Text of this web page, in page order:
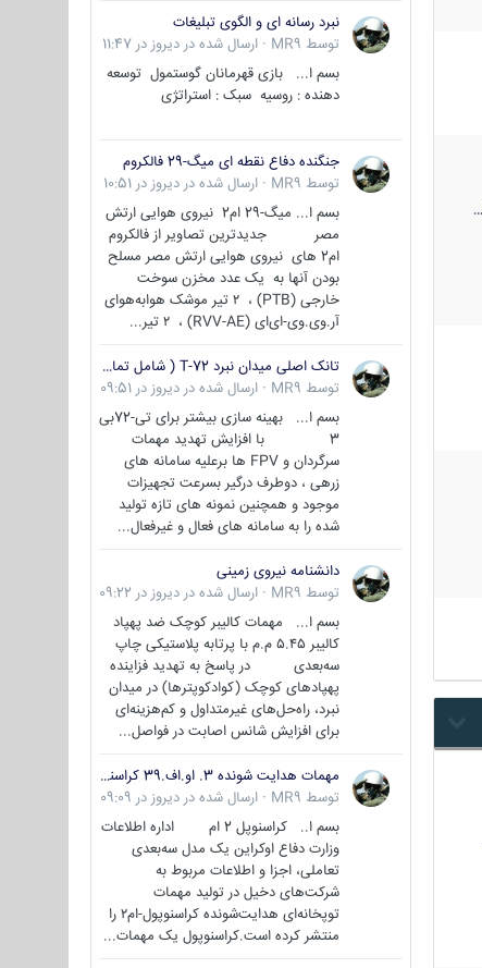
نبرد رسانه ای و الگوی تبلیغات
توسط MR9
· ارسال شده در دیروز در 11:47
بسم ا... بازی قهرمانان گوستمول توسعه
دهنده : روسیه سبک : استراتژی
جنگنده دفاع نقطه ای میگ-29 فالکروم
توسط MR9
· ارسال شده در دیروز در 10:51
بسم ا... میگ-29 ام2 نیروی هوایی ارتش
مصر جدیدترین تصاویر از فالکروم
ام2 های نیروی هوایی ارتش مصر مسلح
بودن آنها به یک عدد مخزن سوخت
خارجی (PTB) ، ۲ تیر موشک هوابه‌هوای
آر.وی.وی-ای‌ای (RVV-AE) ، ۲ تیر...
تانک اصلی میدان نبرد T-72 ( شامل تمامی گونه ها )
توسط MR9
· ارسال شده در دیروز در 09:51
بسم ا... بهینه سازی بیشتر برای تی-72بی
3 با افزایش تهدید مهمات
سرگردان و FPV ها برعلیه سامانه های
زرهی ، دوطرف درگیر بسرعت تجهیزات
موجود و همچنین نمونه های تازه تولید
شده را به سامانه های فعال و غیرفعال...
دانشنامه نیروی زمینی
توسط MR9
· ارسال شده در دیروز در 09:22
بسم ا... مهمات کالیبر کوچک ضد پهپاد
کالیبر ۵.۴۵ م.م با پرتابه پلاستیکی چاپ
سه‌بعدی در پاسخ به تهدید فزاینده
پهپادهای کوچک (کوادکوپترها) در میدان
نبرد، راه‌حل‌های غیرمتداول و کم‌هزینه‌ای
برای افزایش شانس اصابت در فواصل...
مهمات هدایت شونده 3. او.اف.39 کراسنوپل/بصیر( Krasnopol 3OF39 )
توسط MR9
· ارسال شده در دیروز در 09:09
بسم ا.. کراسنوپل 2 ام اداره اطلاعات
وزارت دفاع اوکراین یک مدل سه‌بعدی
تعاملی، اجزا و اطلاعات مربوط به
شرکت‌های دخیل در تولید مهمات
توپخانه‌ای هدایت‌شونده کراسنوپول-ام۲ را
منتشر کرده است.کراسنوپول یک مهمات...